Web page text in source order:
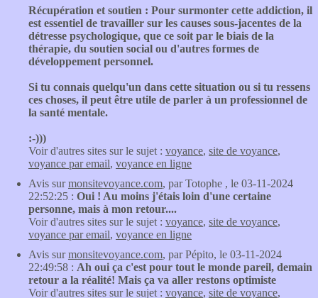
Récupération et soutien : Pour surmonter cette addiction, il
est essentiel de travailler sur les causes sous-jacentes de la
détresse psychologique, que ce soit par le biais de la
thérapie, du soutien social ou d'autres formes de
développement personnel.
Si tu connais quelqu'un dans cette situation ou si tu ressens
ces choses, il peut être utile de parler à un professionnel de
la santé mentale.
:-)))
Voir d'autres sites sur le sujet : voyance, site de voyance,
voyance par email, voyance en ligne
Avis surmonsitevoyance.com, par Totophe , le 03-11-2024
22:52:25 : Oui ! Au moins j'étais loin d'une certaine
personne, mais à mon retour....
Voir d'autres sites sur le sujet : voyance, site de voyance,
voyance par email, voyance en ligne
Avis surmonsitevoyance.com, par Pépito, le 03-11-2024
22:49:58 : Ah oui ça c'est pour tout le monde pareil, demain
retour a la réalité! Mais ça va aller restons optimiste
Voir d'autres sites sur le sujet : voyance, site de voyance,